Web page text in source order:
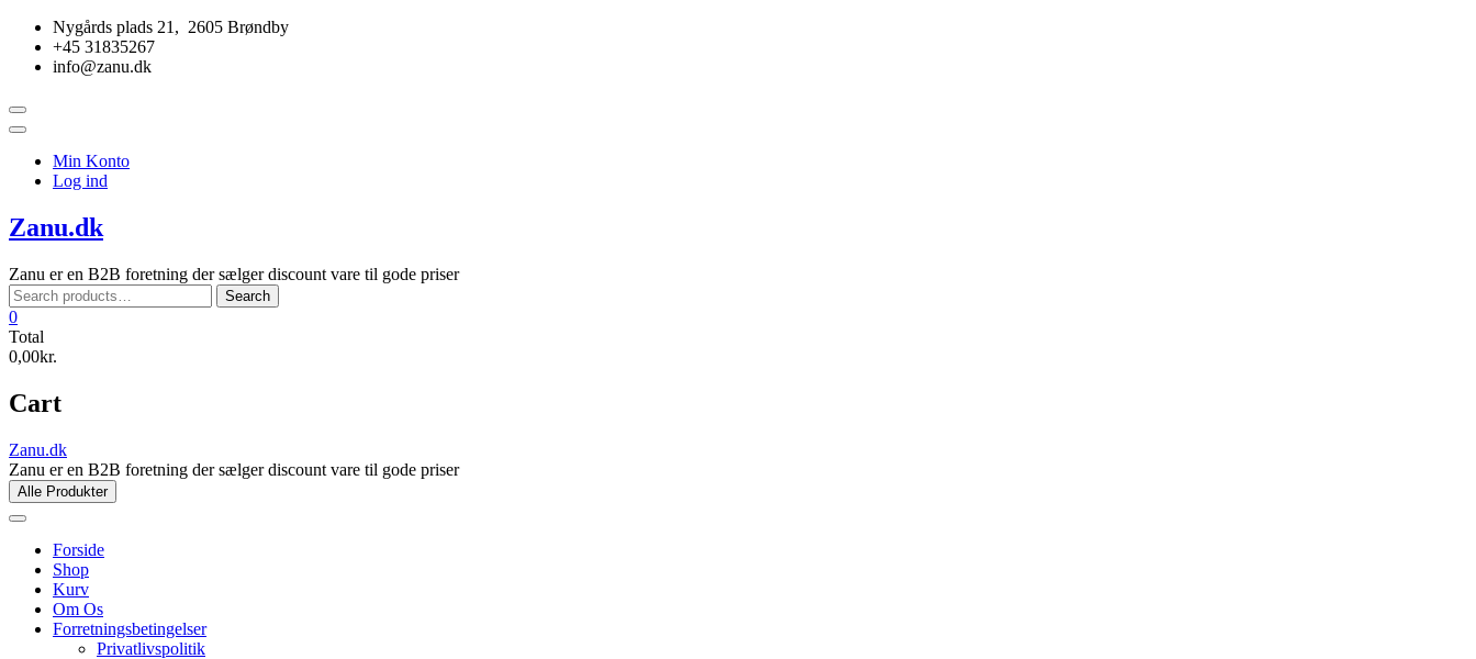
Skip
content
Nygårds plads 21, 2605 Brøndby
+45 31835267
info@zanu.dk
Topbar
Menu
Min Konto
Log ind
Zanu.dk
Zanu er en B2B foretning der sælger discount vare til gode priser
Search
for:
Search
0
Total
0,00kr.
Cart
Zanu.dk
Zanu er en B2B foretning der sælger discount vare til gode priser
Alle Produkter
Forside
Shop
Kurv
Om Os
Forretningsbetingelser
Privatlivspolitik